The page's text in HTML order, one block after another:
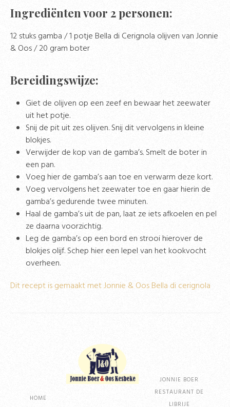
Ingrediënten voor 2 personen:
12 stuks gamba / 1 potje Bella di Cerignola olijven van Jonnie
& Oos / 20 gram boter
Bereidingswijze:
Giet de olijven op een zeef en bewaar het zeewater
uit het potje.
Snij de pit uit zes olijven. Snij dit vervolgens in kleine
blokjes.
Verwijder de kop van de gamba’s. Smelt de boter in
een pan.
Voeg hier de gamba’s aan toe en verwarm deze kort.
Voeg vervolgens het zeewater toe en gaar hierin de
gamba’s gedurende twee minuten.
Haal de gamba’s uit de pan, laat ze iets afkoelen en pel
ze daarna voorzichtig.
Leg de gamba’s op een bord en strooi hierover de
blokjes olijf. Schep hier een lepel van het kookvocht
overheen.
Dit recept is gemaakt met Jonnie & Oos Bella di cerignola
HOME
JONNIE BOER
RESTAURANT DE
LIBRIJE